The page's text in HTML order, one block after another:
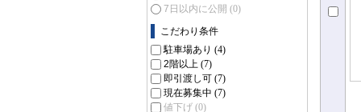
7日以内に公開 (0)
こだわり条件
駐車場あり (4)
2階以上 (7)
即引渡し可 (7)
現在募集中 (7)
値下げ (0)